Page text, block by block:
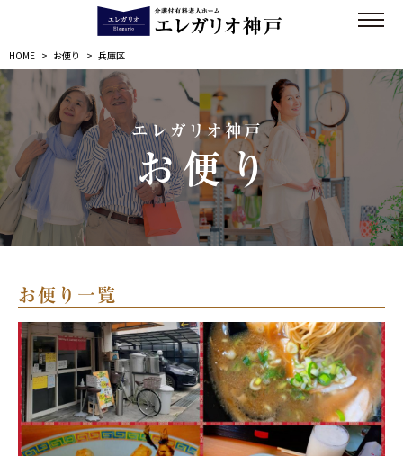
HOME > お便り > 兵庫区
エレガリオ神戸
お便り
お便り一覧